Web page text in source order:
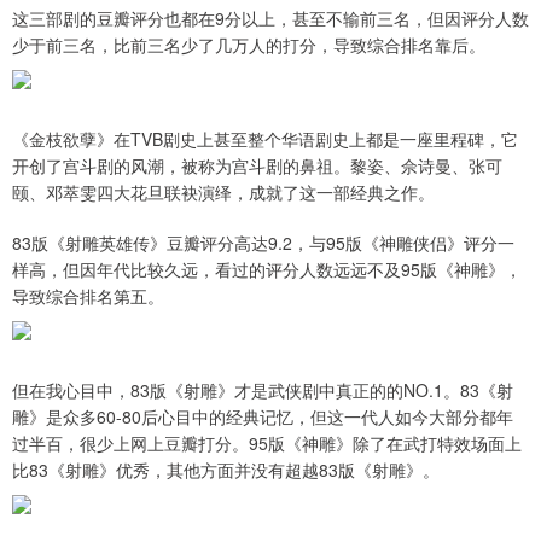
这三部剧的豆瓣评分也都在9分以上，甚至不输前三名，但因评分人数
少于前三名，比前三名少了几万人的打分，导致综合排名靠后。
《金枝欲孽》在TVB剧史上甚至整个华语剧史上都是一座里程碑，它
开创了宫斗剧的风潮，被称为宫斗剧的鼻祖。黎姿、佘诗曼、张可
颐、邓萃雯四大花旦联袂演绎，成就了这一部经典之作。
83版《射雕英雄传》豆瓣评分高达9.2，与95版《神雕侠侣》评分一
样高，但因年代比较久远，看过的评分人数远远不及95版《神雕》，
导致综合排名第五。
但在我心目中，83版《射雕》才是武侠剧中真正的的NO.1。83《射
雕》是众多60-80后心目中的经典记忆，但这一代人如今大部分都年
过半百，很少上网上豆瓣打分。95版《神雕》除了在武打特效场面上
比83《射雕》优秀，其他方面并没有超越83版《射雕》。